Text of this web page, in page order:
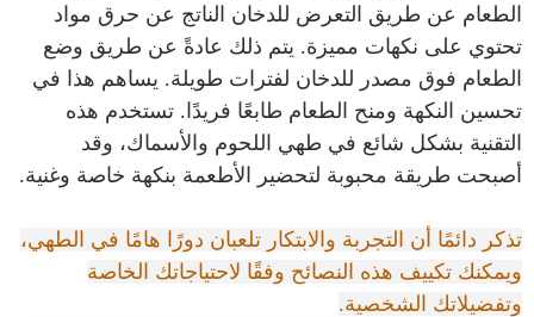
الطعام عن طريق التعرض للدخان الناتج عن حرق مواد
تحتوي على نكهات مميزة. يتم ذلك عادةً عن طريق وضع
الطعام فوق مصدر للدخان لفترات طويلة. يساهم هذا في
تحسين النكهة ومنح الطعام طابعًا فريدًا. تستخدم هذه
التقنية بشكل شائع في طهي اللحوم والأسماك، وقد
أصبحت طريقة محبوبة لتحضير الأطعمة بنكهة خاصة وغنية.
تذكر دائمًا أن التجربة والابتكار تلعبان دورًا هامًا في الطهي،
ويمكنك تكييف هذه النصائح وفقًا لاحتياجاتك الخاصة
وتفضيلاتك الشخصية.